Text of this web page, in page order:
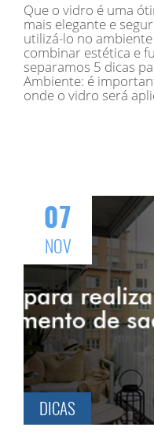
Que o vidro é uma
mais elegante e
utilizá-lo no
combinar estética e
separamos 5 dicas
Ambiente: é
onde o vidro será
07
NOV
DICAS